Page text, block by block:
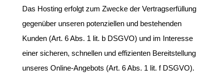
Das Hosting erfolgt zum Zwecke der Vertragserfüllung
gegenüber unseren potenziellen und bestehenden
Kunden (Art. 6 Abs. 1 lit. b DSGVO) und im Interesse
einer sicheren, schnellen und effizienten Bereitstellung
unseres Online-Angebots (Art. 6 Abs. 1 lit. f DSGVO).